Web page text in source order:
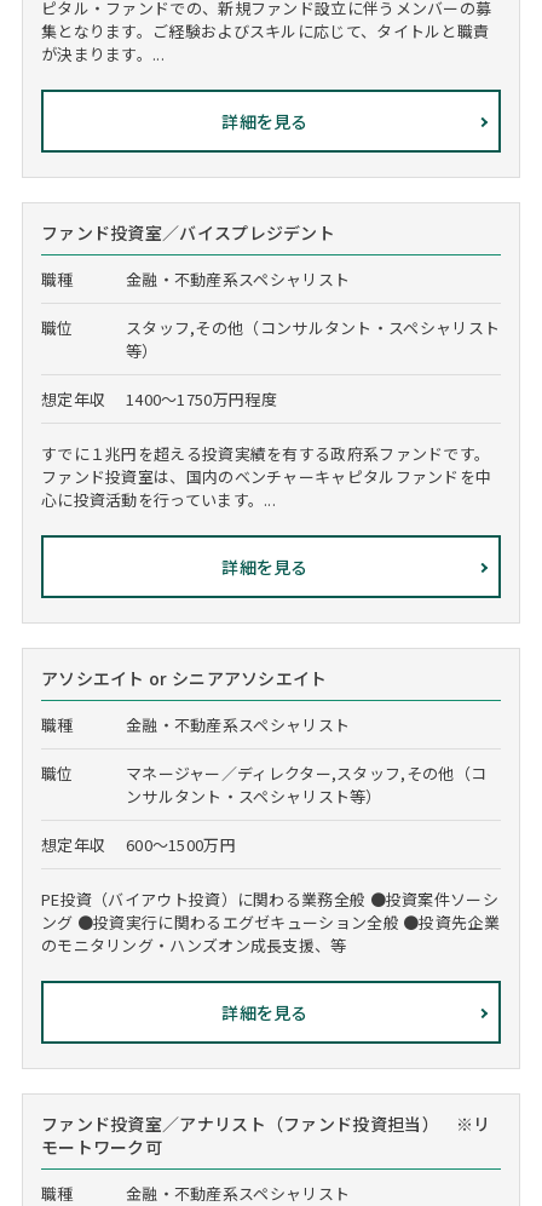
ピタル・ファンドでの、新規ファンド設立に伴うメンバーの募
集となります。ご経験およびスキルに応じて、タイトルと職責
が決まります。...
詳細を見る
ファンド投資室／バイスプレジデント
職種 金融・不動産系スペシャリスト
職位
スタッフ,その他（コンサルタント・スペシャリスト
等）
想定年収 1400～1750万円程度
すでに１兆円を超える投資実績を有する政府系ファンドです。
ファンド投資室は、国内のベンチャーキャピタルファンドを中
心に投資活動を行っています。...
詳細を見る
アソシエイト or シニアアソシエイト
職種 金融・不動産系スペシャリスト
職位
マネージャー／ディレクター,スタッフ,その他（コ
ンサルタント・スペシャリスト等）
想定年収 600～1500万円
PE投資（バイアウト投資）に関わる業務全般 ●投資案件ソーシ
ング ●投資実行に関わるエグゼキューション全般 ●投資先企業
のモニタリング・ハンズオン成長支援、等
詳細を見る
ファンド投資室／アナリスト（ファンド投資担当） ※リ
モートワーク可
職種 金融・不動産系スペシャリスト